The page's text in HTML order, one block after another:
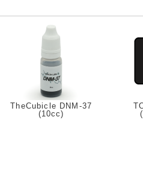
TheCubicle DNM-37
(10cc)